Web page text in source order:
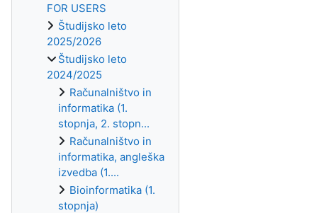
FOR USERS
Študijsko leto
2025/2026
Študijsko leto
2024/2025
Računalništvo in
informatika (1.
stopnja, 2. stopn...
Računalništvo in
informatika, angleška
izvedba (1....
Bioinformatika (1.
stopnja)